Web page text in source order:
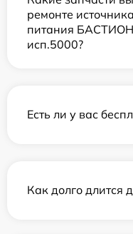
ремонте
питания БАСТИОН
исп.5000?
Есть ли у вас
Как долго длится